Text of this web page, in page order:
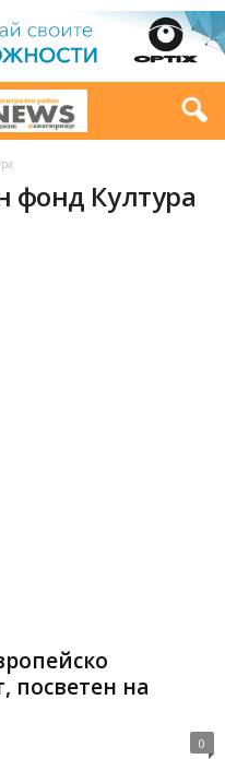
фонд Култура
посветен на
0